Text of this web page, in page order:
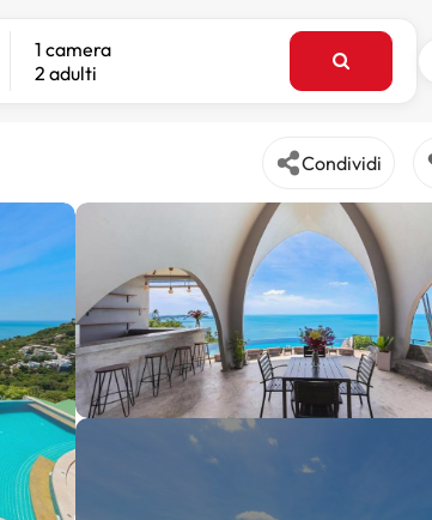
1 camera
2 adulti
Condividi